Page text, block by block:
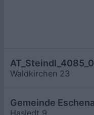
Waldkirchen 23
Gemeinde